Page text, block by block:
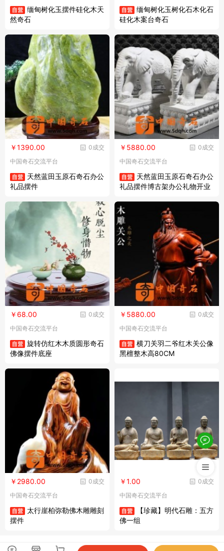
缅甸树化玉摆件硅化木天
然奇石
缅甸树化玉树化石木化石
硅化木案台奇石
0成交
￥1390.00
中国奇石交流平台
天然蓝田玉原石奇石办公
礼品摆件
0成交
￥5880.00
中国奇石交流平台
天然蓝田玉原石奇石办公
礼品摆件博古架办公礼物开业
0成交
￥68.00
中国奇石交流平台
旋转仿红木木质圆形奇石
佛像摆件底座
0成交
￥5880.00
中国奇石交流平台
横刀关羽二爷红木关公像
黑檀整木高80CM
0成交
￥2980.00
中国奇石交流平台
太行崖柏弥勒佛木雕雕刻
摆件
0成交
￥1.00
中国奇石交流平台
【珍藏】明代石雕：五方
佛一组